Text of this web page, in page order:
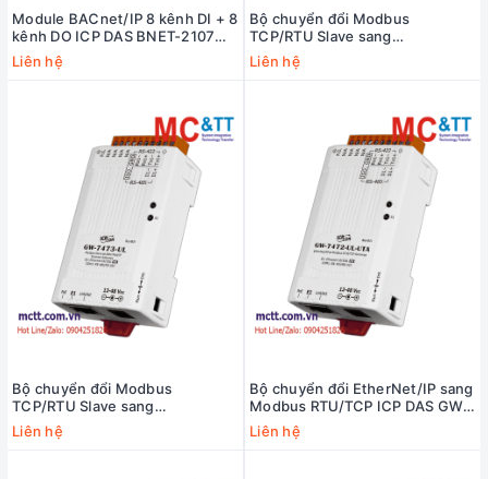
Module BACnet/IP 8 kênh DI + 8
kênh DO ICP DAS BNET-2107M
CR
Liên hệ
Bộ chuyển đổi Modbus
TCP/RTU Slave sang
EtherNet/IP Scanner ICP DAS
GW-7473-UL-UTA CR
Liên hệ
Bộ chuyển đổi Modbus
TCP/RTU Slave sang
EtherNet/IP Scanner ICP DAS
GW-7473-UL CR
Liên hệ
Bộ chuyển đổi EtherNet/IP sang
Modbus RTU/TCP ICP DAS GW-
7472-UL-UTA CR
Liên hệ